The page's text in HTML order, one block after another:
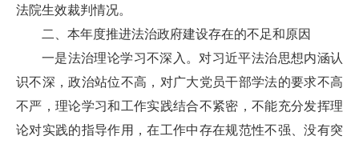
法院生效裁判情况。
二、本年度推进法治政府建设存在的不足和原因
一是法治理论学习不深入。对习近平法治思想内涵认
识不深，政治站位不高，对广大党员干部学法的要求不高
不严，理论学习和工作实践结合不紧密，不能充分发挥理
论对实践的指导作用，在工作中存在规范性不强、没有突